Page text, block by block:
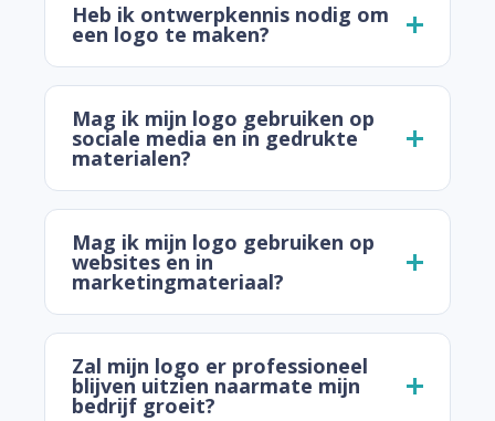
Heb ik ontwerpkennis nodig om
een logo te maken?
Mag ik mijn logo gebruiken op
sociale media en in gedrukte
materialen?
Mag ik mijn logo gebruiken op
websites en in
marketingmateriaal?
Zal mijn logo er professioneel
blijven uitzien naarmate mijn
bedrijf groeit?